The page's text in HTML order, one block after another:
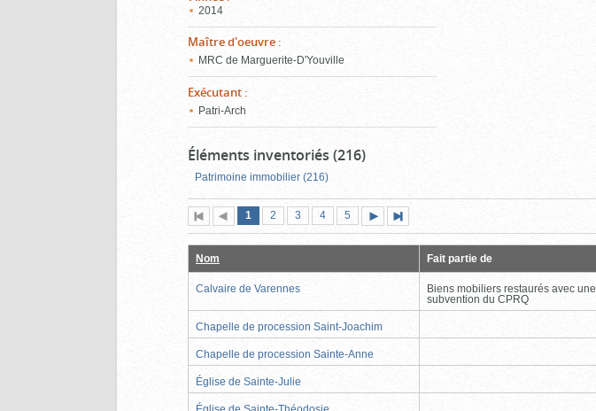
2014
Maître d'oeuvre :
MRC de Marguerite-D'Youville
Exécutant :
Patri-Arch
Éléments inventoriés (216)
Patrimoine immobilier (216)
Première
page
Page
précédente
Page
1 (page
actuelle)
Page
2 Page
3 Page
4 Page
5
suivante
page
Nom Fait partie de
Calvaire de Varennes
Biens mobiliers restaurés avec une
subvention du CPRQ
Chapelle de procession Saint-Joachim
Chapelle de procession Sainte-Anne
Église de Sainte-Julie